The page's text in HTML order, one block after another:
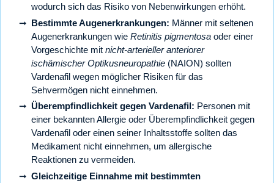
wodurch sich das Risiko von Nebenwirkungen erhöht.
Bestimmte Augenerkrankungen: Männer mit seltenen
Augenerkrankungen wie Retinitis pigmentosa oder einer
Vorgeschichte mit nicht-arterieller anteriorer
ischämischer Optikusneuropathie (NAION) sollten
Vardenafil wegen möglicher Risiken für das
Sehvermögen nicht einnehmen.
Überempfindlichkeit gegen Vardenafil: Personen mit
einer bekannten Allergie oder Überempfindlichkeit gegen
Vardenafil oder einen seiner Inhaltsstoffe sollten das
Medikament nicht einnehmen, um allergische
Reaktionen zu vermeiden.
Gleichzeitige Einnahme mit bestimmten